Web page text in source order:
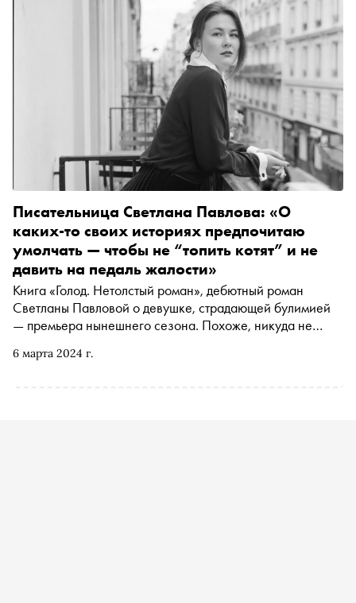
подготовил подборку картин о дисфункциональных
6 марта 2024 г.
Писательница Светлана Павлова: «О
каких-то своих историях предпочитаю
умолчать — чтобы не “топить котят” и не
давить на педаль жалости»
Книга «Голод. Нетолстый роман», дебютный роман
Светланы Павловой о девушке, страдающей булимией
— премьера нынешнего сезона. Похоже, никуда не
калорийная, и питательная, и вообще у всех на устах.